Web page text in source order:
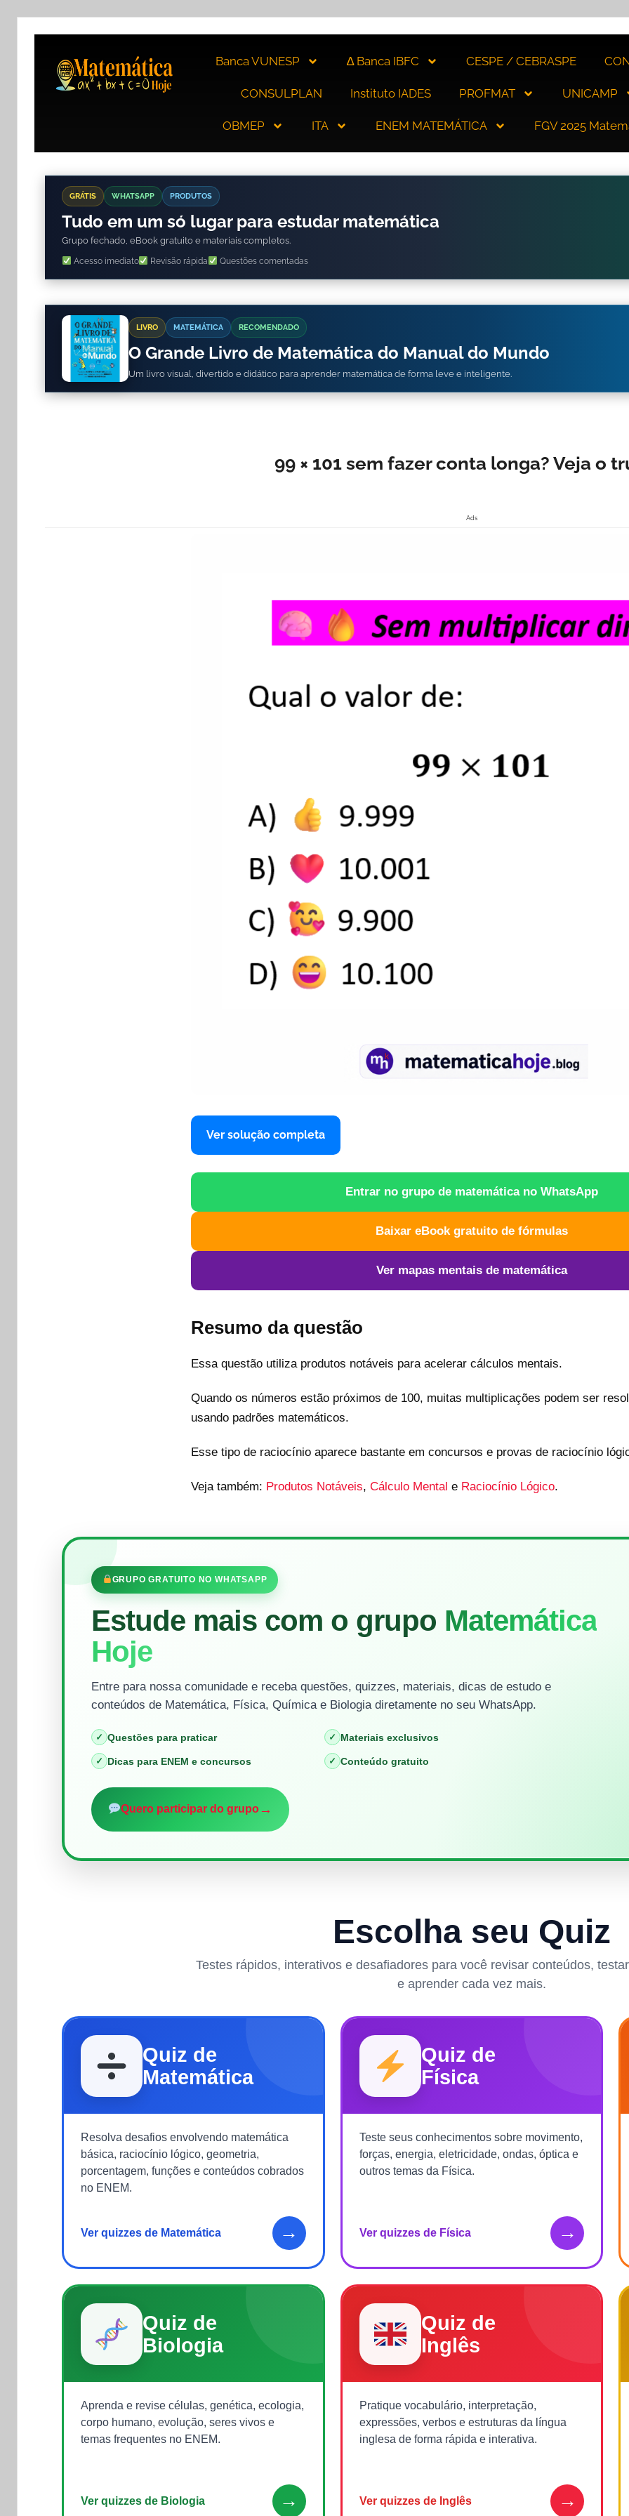
Banca VUNESP ∆ Banca IBFC CESPE / CEBRASPE
CONSULPLAN Instituto IADES PROFMAT UNICAMP
OBMEP ITA ENEM MATEMÁTICA FGV 2025
GRÁTIS WHATSAPP PRODUTOS
Tudo em um só lugar para estudar matemática
Grupo fechado, eBook gratuito e materiais completos.
Acesso imediato Revisão rápida Questões comentadas
LIVRO MATEMÁTICA RECOMENDADO
O Grande Livro de Matemática do Manual do Mundo
Um livro visual, divertido e didático para aprender matemática de forma leve e inteligente.
99 × 101 sem fazer conta longa? Veja o
Ads
Ver solução completa
Entrar no grupo de matemática no WhatsApp
Baixar eBook gratuito de fórmulas
Ver mapas mentais de matemática
Resumo da questão
Essa questão utiliza produtos notáveis para acelerar cálculos mentais.
Quando os números estão próximos de 100, muitas multiplicações podem ser
usando padrões matemáticos.
Esse tipo de raciocínio aparece bastante em concursos e provas de raciocínio
Veja também: Produtos Notáveis, Cálculo Mental e Raciocínio Lógico.
GRUPO GRATUITO NO WHATSAPP
Estude mais com o grupo Matemática
Hoje
Entre para nossa comunidade e receba questões, quizzes, materiais, dicas de estudo e
conteúdos de Matemática, Física, Química e Biologia diretamente no seu WhatsApp.
✓ Questões para praticar ✓ Materiais exclusivos
✓ Dicas para ENEM e concursos ✓ Conteúdo gratuito
Quero participar do grupo→
Escolha seu Quiz
Testes rápidos, interativos e desafiadores para você revisar conteúdos,
e aprender cada vez mais.
Quiz de
Matemática
Resolva desafios envolvendo matemática
básica, raciocínio lógico, geometria,
porcentagem, funções e conteúdos cobrados
no ENEM.
Ver quizzes de Matemática →
Quiz de
Física
Teste seus conhecimentos sobre movimento,
forças, energia, eletricidade, ondas, óptica e
outros temas da Física.
Ver quizzes de Física →
Quiz de
Biologia
Aprenda e revise células, genética, ecologia,
corpo humano, evolução, seres vivos e
temas frequentes no ENEM.
Ver quizzes de Biologia →
Quiz de
Inglês
Pratique vocabulário, interpretação,
expressões, verbos e estruturas da língua
inglesa de forma rápida e interativa.
Ver quizzes de Inglês →